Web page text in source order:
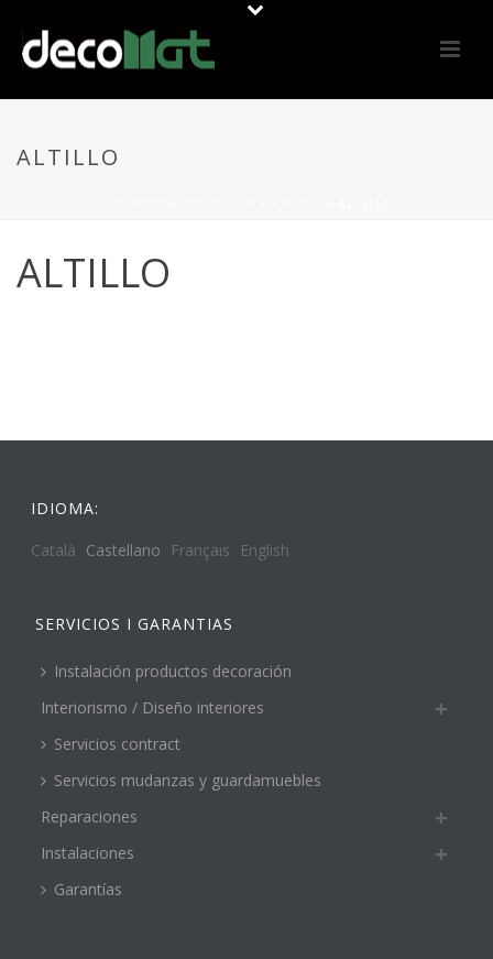
ALTILLO
ALTILLO
IDIOMA:
Català Castellano Français English
SERVICIOS I GARANTIAS
Instalación productos decoración
Interiorismo / Diseño interiores
Servicios contract
Servicios mudanzas y guardamuebles
Reparaciones
Instalaciones
Garantías